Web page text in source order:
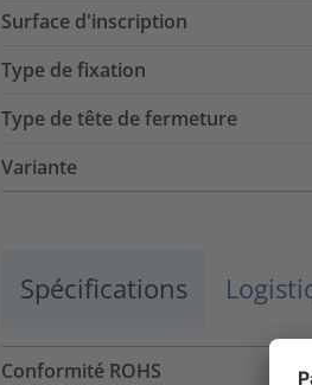
Surface d'inscription
Type de fixation
Type de tête de fermeture
Variante
Spécifications
Conformité ROHS